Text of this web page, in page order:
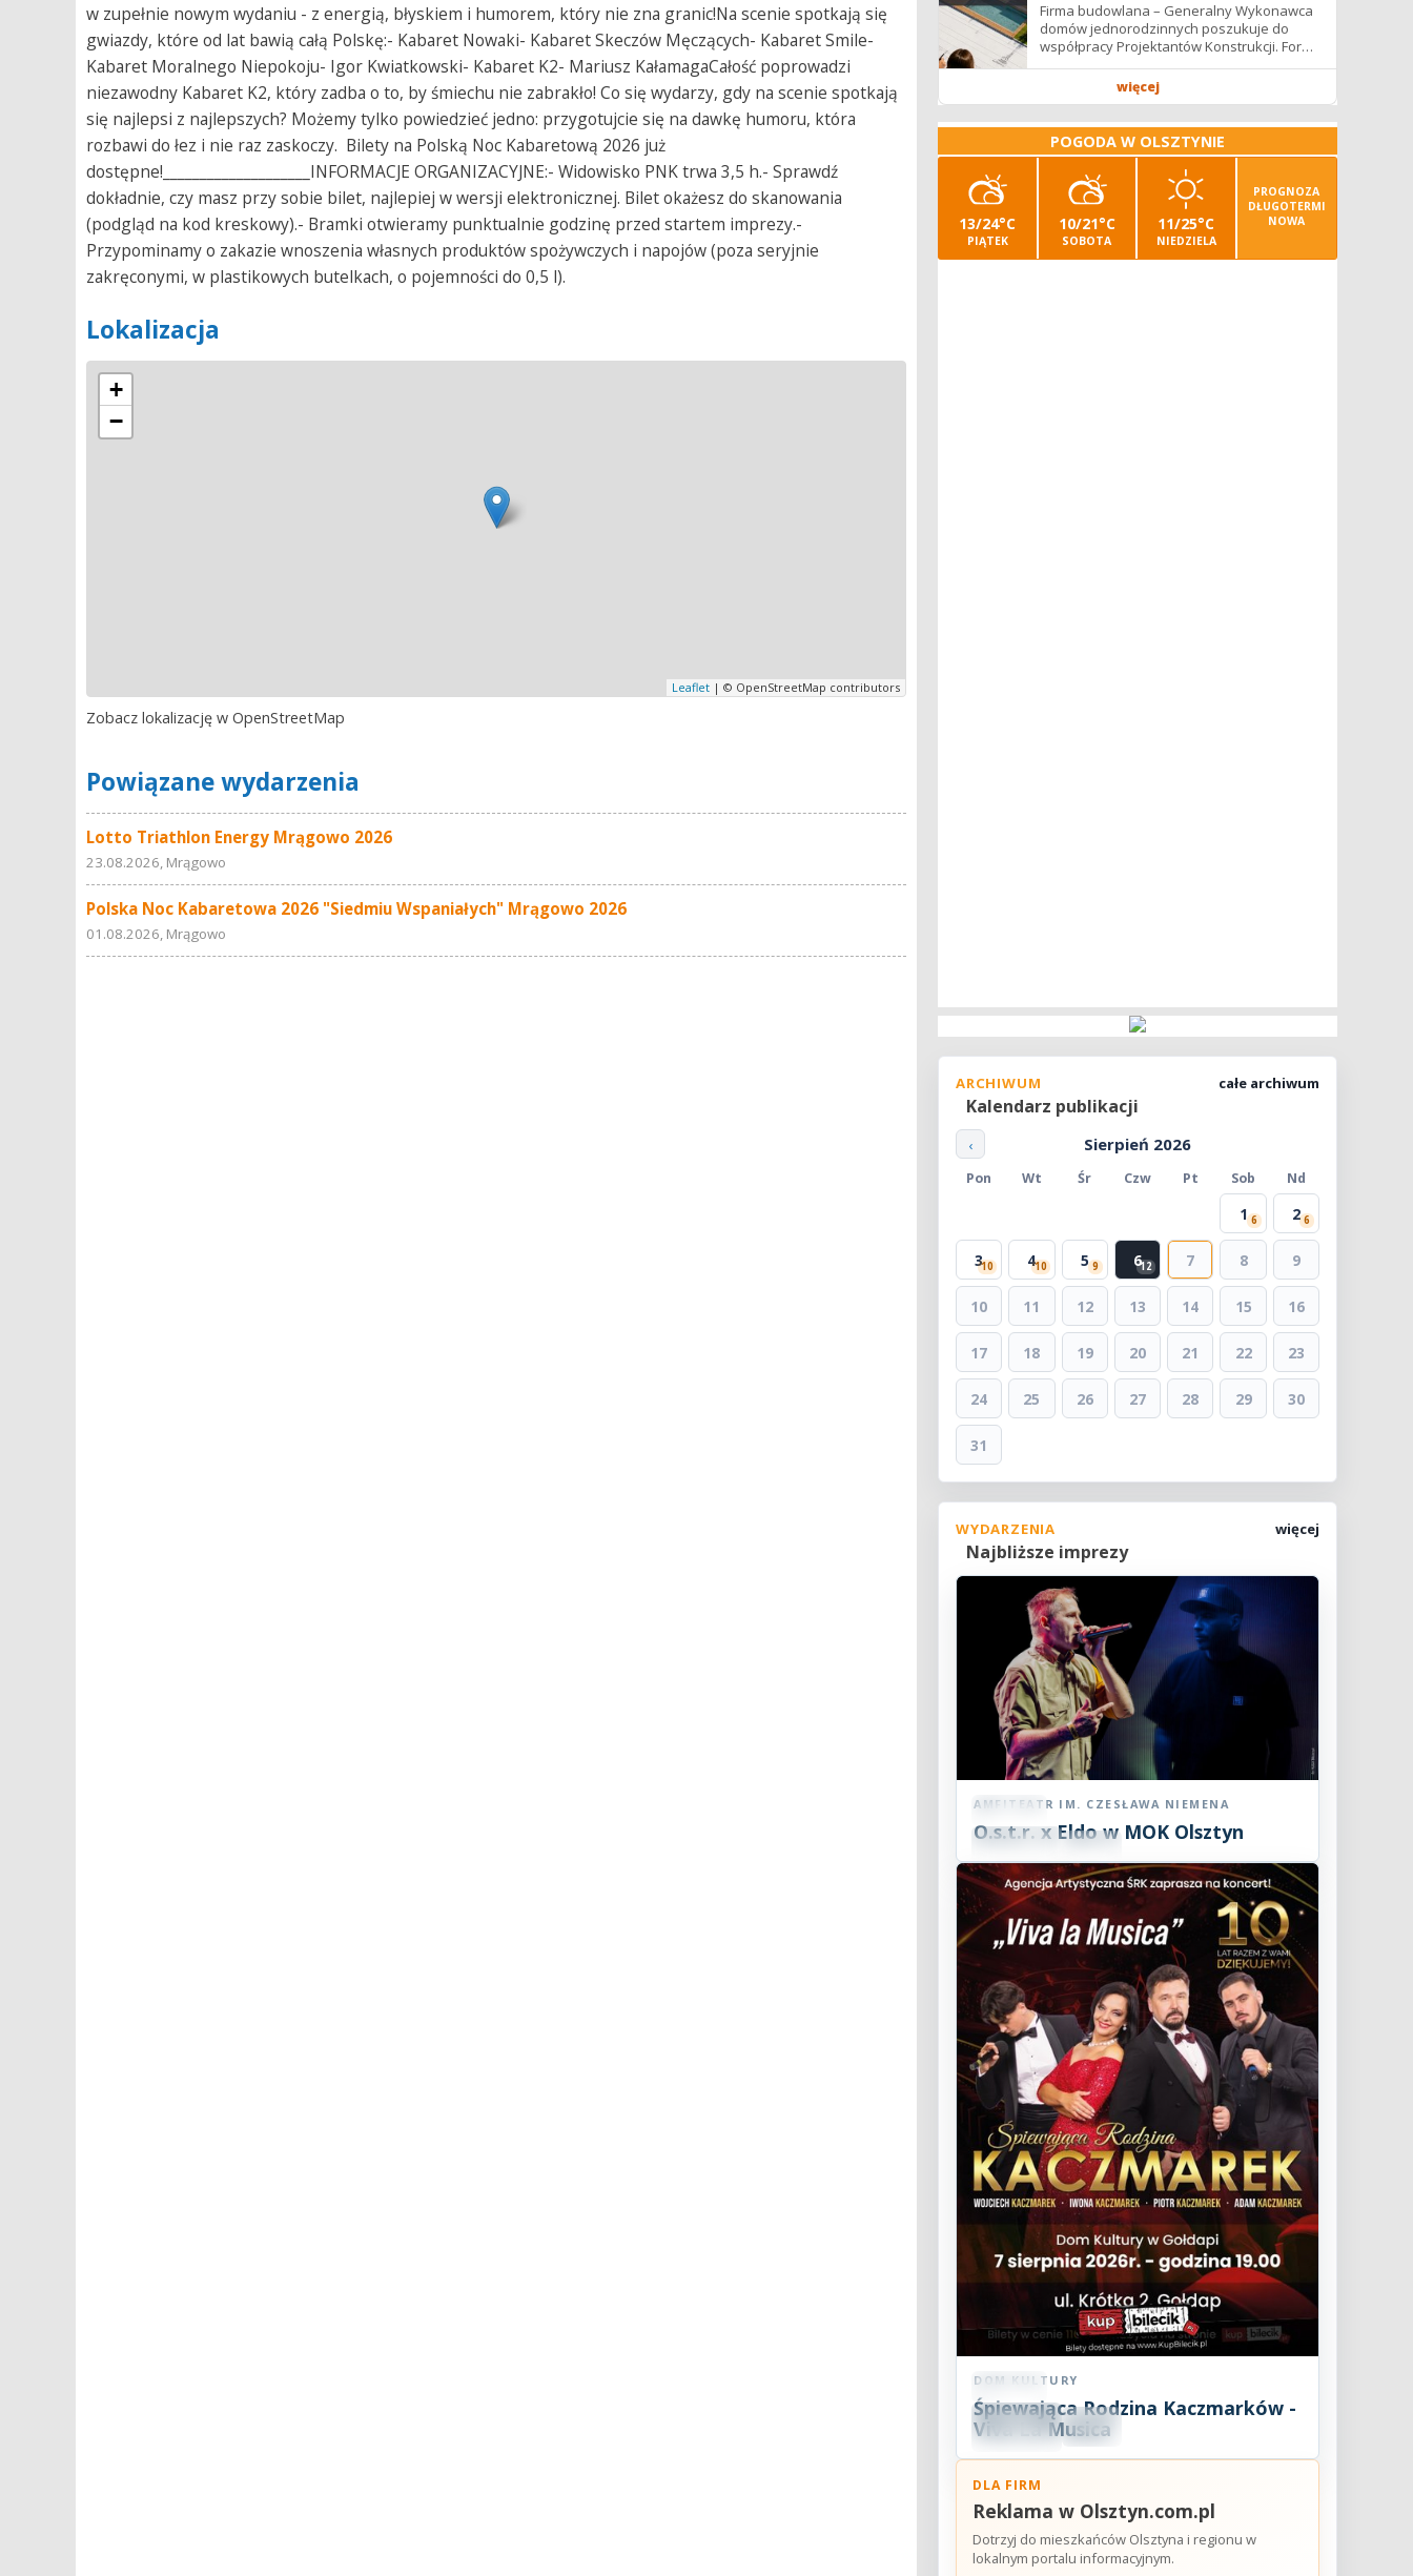
w zupełnie nowym wydaniu - z energią, błyskiem i humorem, który nie zna granic!Na scenie spotkają się
gwiazdy, które od lat bawią całą Polskę:- Kabaret Nowaki- Kabaret Skeczów Męczących- Kabaret Smile-
Kabaret Moralnego Niepokoju- Igor Kwiatkowski- Kabaret K2- Mariusz KałamagaCałość poprowadzi
niezawodny Kabaret K2, który zadba o to, by śmiechu nie zabrakło! Co się wydarzy, gdy na scenie spotkają
się najlepsi z najlepszych? Możemy tylko powiedzieć jedno: przygotujcie się na dawkę humoru, która
rozbawi do łez i nie raz zaskoczy. Bilety na Polską Noc Kabaretową 2026 już
dostępne!____________________INFORMACJE ORGANIZACYJNE:- Widowisko PNK trwa 3,5 h.- Sprawdź
dokładnie, czy masz przy sobie bilet, najlepiej w wersji elektronicznej. Bilet okażesz do skanowania
(podgląd na kod kreskowy).- Bramki otwieramy punktualnie godzinę przed startem imprezy.-
Przypominamy o zakazie wnoszenia własnych produktów spożywczych i napojów (poza seryjnie
zakręconymi, w plastikowych butelkach, o pojemności do 0,5 l).
Lokalizacja
+
−
Leaflet | © OpenStreetMap contributors
Zobacz lokalizację w OpenStreetMap
Powiązane wydarzenia
Lotto Triathlon Energy Mrągowo 2026
23.08.2026, Mrągowo
Polska Noc Kabaretowa 2026 "Siedmiu Wspaniałych" Mrągowo 2026
01.08.2026, Mrągowo
Firma budowlana – Generalny Wykonawca
domów jednorodzinnych poszukuje do
współpracy Projektantów Konstrukcji. Forma
współpracy: B2B / podwykonawstwo –
więcej
POGODA W OLSZTYNIE
13/24°C
PIĄTEK
10/21°C
SOBOTA
11/25°C
NIEDZIELA
PROGNOZA
DŁUGOTERMI
NOWA
ARCHIWUM
Kalendarz publikacji
całe archiwum
‹ Sierpień 2026
Pon Wt Śr Czw Pt Sob Nd
1 6 2 6
310 410 5 9 612 7 8 9
10 11 12 13 14 15 16
17 18 19 20 21 22 23
24 25 26 27 28 29 30
31
WYDARZENIA
Najbliższe imprezy
więcej
Koncert
07 SIE
2026
AMFITEATR IM. CZESŁAWA NIEMENA
O.s.t.r. x Eldo w MOK Olsztyn
Koncert
07 SIE
2026 19:00
DOM KULTURY
Śpiewająca Rodzina Kaczmarków -
Viva La Musica
DLA FIRM
Reklama w Olsztyn.com.pl
Dotrzyj do mieszkańców Olsztyna i regionu w
lokalnym portalu informacyjnym.